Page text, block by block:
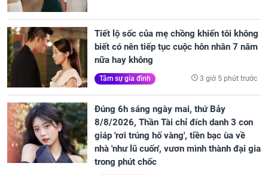
Tiết lộ sốc của mẹ chồng khiến tôi không
biết có nên tiếp tục cuộc hôn nhân 7 năm
nữa hay không
Tâm sự gia đình 3 giờ 5 phút trước
Đúng 6h sáng ngày mai, thứ Bảy
8/8/2026, Thần Tài chỉ đích danh 3 con
giáp 'rơi trúng hố vàng', tiền bạc ùa về
nhà 'như lũ cuốn', vươn mình thành đại gia
trong phút chốc